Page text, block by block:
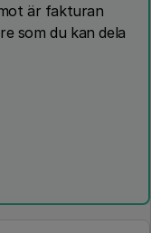
är fakturan
som du kan dela